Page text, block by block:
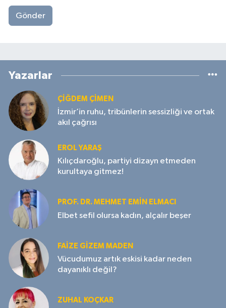
Gönder
Yazarlar
ÇIĞDEM ÇIMEN
İzmir’in ruhu, tribünlerin sessizliği ve ortak
akıl çağrısı
EROL YARAŞ
Kılıçdaroğlu, partiyi dizayn etmeden
kurultaya gitmez!
PROF. DR. MEHMET EMIN ELMACI
Elbet sefil olursa kadın, alçalır beşer
FAIZE GIZEM MADEN
Vücudumuz artık eskisi kadar neden
dayanıklı değil?
ZUHAL KOÇKAR